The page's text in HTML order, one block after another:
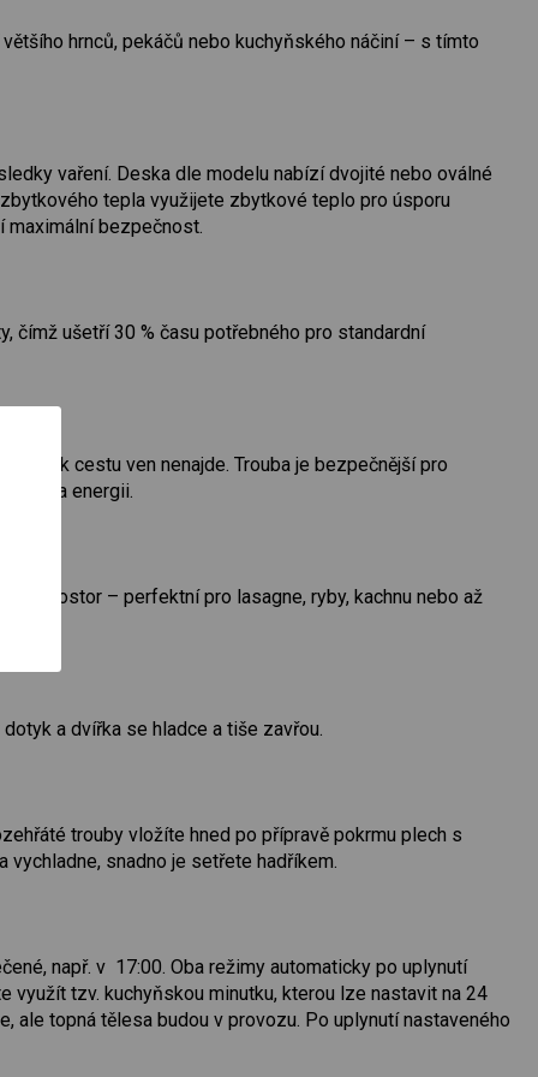
hrnců, pekáčů nebo kuchyňského náčiní – s tímto
vaření. Deska dle modelu nabízí dvojité nebo oválné
tepla využijete zbytkové teplo pro úsporu
maximální bezpečnost.
čímž ušetří 30 % času potřebného pro standardní
si tak cestu ven nenajde. Trouba je bezpečnější pro
za energii.
prostor – perfektní pro lasagne, ryby, kachnu nebo až
a dvířka se hladce a tiše zavřou.
trouby vložíte hned po přípravě pokrmu plech s
snadno je setřete hadříkem.
např. v 17:00. Oba režimy automaticky po uplynutí
využít tzv. kuchyňskou minutku, kterou lze nastavit na 24
ale topná tělesa budou v provozu. Po uplynutí nastaveného